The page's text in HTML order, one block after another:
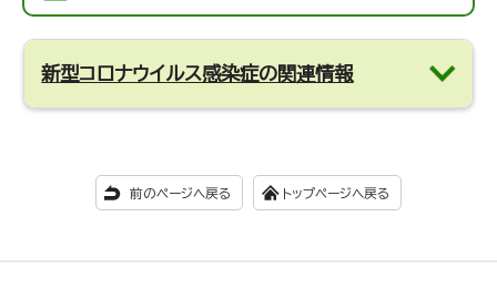
新型コロナウイルス感染症の関連情報
前のページへ戻る トップページへ戻る